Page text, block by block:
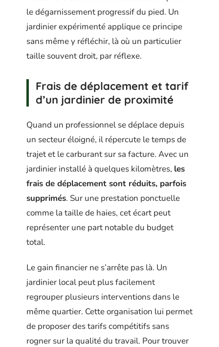
le dégarnissement progressif du pied. Un
jardinier expérimenté applique ce principe
sans même y réfléchir, là où un particulier
taille souvent droit, par réflexe.
Frais de déplacement et tarif
d’un jardinier de proximité
Quand un professionnel se déplace depuis
un secteur éloigné, il répercute le temps de
trajet et le carburant sur sa facture. Avec un
jardinier installé à quelques kilomètres, les
frais de déplacement sont réduits, parfois
supprimés. Sur une prestation ponctuelle
comme la taille de haies, cet écart peut
représenter une part notable du budget
total.
Le gain financier ne s’arrête pas là. Un
jardinier local peut plus facilement
regrouper plusieurs interventions dans le
même quartier. Cette organisation lui permet
de proposer des tarifs compétitifs sans
rogner sur la qualité du travail. Pour trouver